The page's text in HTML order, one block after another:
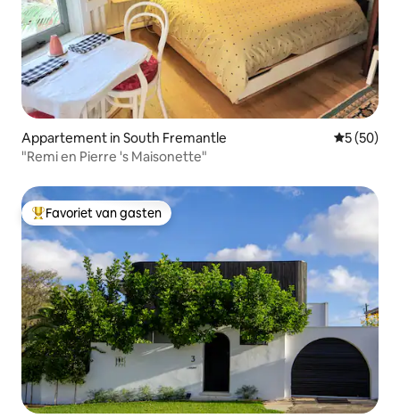
Appartement in South Fremantle
5 (50)
"Remi en Pierre 's Maisonette"
Topfavoriet van gasten
Favoriet van gasten